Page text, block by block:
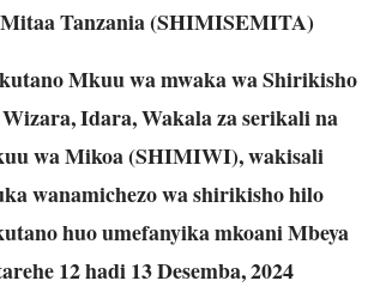
Tanzania (SHIMISEMITA)
Mkuu wa mwaka wa Shirikisho
Idara, Wakala za serikali na
wa Mikoa (SHIMIWI), wakisali
wanamichezo wa shirikisho hilo
huo umefanyika mkoani Mbeya
12 hadi 13 Desemba, 2024